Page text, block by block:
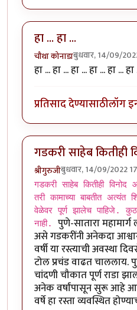
हा ... हा ...
चौथा कोनाडाबुधवार, 14/09/
हा ... हा ... हा ... हा ... हा ...
प्रतिसाद देण्यासाठीलॉग
गडकरी साहेब कितीही
श्रीगुरुजीबुधवार, 14/09/2022
गडकरी साहेब कितीही
तरी कामाच्या बाबतीत
वेळेवर पूर्ण झालेच पाहिजे.
नाही. पुणे-सातारा
असे गडकरींनी अनेकदा
वर्षी या रस्त्याची अवस्था
टोल प्रचंड वाढत चाललाय.
चांदणी चौकात पूर्ण राडा
अनेक वर्षांपासून सुरू आहे
वर्षे हा रस्ता व्यवस्थित